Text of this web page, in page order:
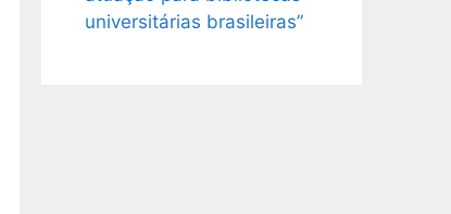
universitárias brasileiras”